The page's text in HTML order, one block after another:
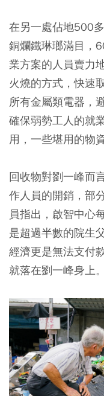
在另一處佔地500
銅爛鐵琳瑯滿目，
業方案的人員賣力
火燒的方式，快速
所有金屬類電器，
確保弱勢工人的就
用，一些堪用的物
回收物對劉一峰而
作人員的開銷，部
員指出，啟智中心
是超過半數的院生
經濟更是無法支付
就落在劉一峰身上。